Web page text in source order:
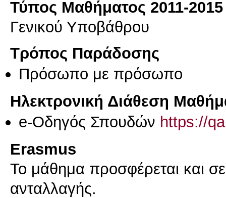
Τύπος Μαθήματος 2011-2015
Γενικού Υποβάθρου
Τρόπος Παράδοσης
Πρόσωπο με πρόσωπο
Ηλεκτρονική Διάθεση
e-Οδηγός Σπουδών https://
Erasmus
Το μάθημα προσφέρεται και
ανταλλαγής.